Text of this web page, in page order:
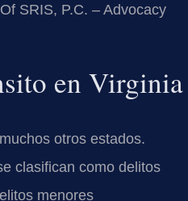
SRIS, P.C. – Advocacy
en Virginia
otros estados.
clasifican como delitos
menores